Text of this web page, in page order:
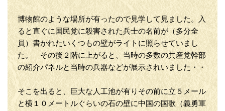
博物館のような場所が有ったので見学して見ました。入
ると直ぐに国民党に殺害された兵士の名前が（多分全
員）書かれたいくつもの壁がライトに照らせていまし
た。 その後２階に上がると、当時の多数の共産党幹部
の紹介パネルと当時の兵器などが展示されいました・・
そこを出ると、巨大な人工池が有りその前に立５メール
と横１０メートルぐらいの石の壁に中国の国歌（義勇軍